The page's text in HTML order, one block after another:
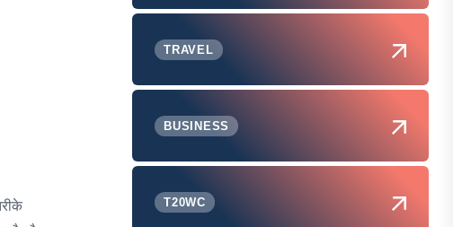
TRAVEL
BUSINESS
T20WC